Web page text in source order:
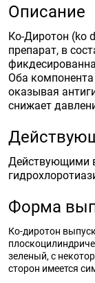
Описание
Ко-Диротон (ko
препарат, в
Оба
оказывая
снижает
Действующими
Форма
Ко-диротон
зеленый, с
сторон имеется